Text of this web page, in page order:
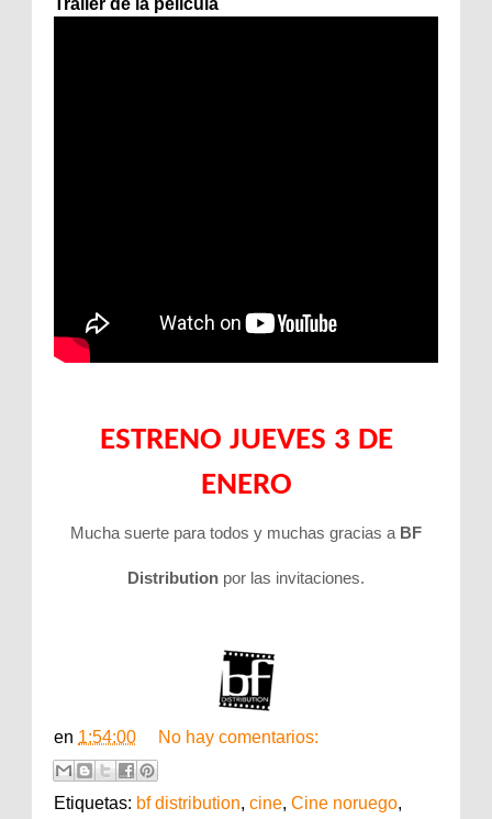
Trailer de la película
ESTRENO JUEVES 3 DE
ENERO
Mucha suerte para todos y muchas gracias a BF
Distribution por las invitaciones.
en 1:54:00 No hay comentarios:
Etiquetas: bf distribution, cine, Cine noruego,